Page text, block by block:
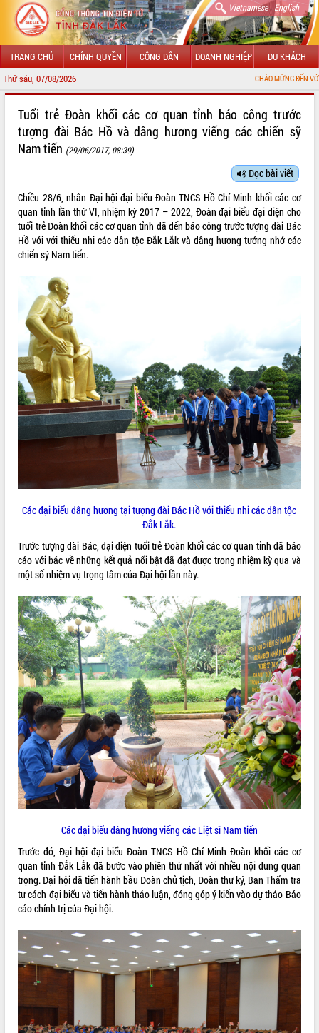
Vietnamese| English
TRANG CHỦ CHÍNH QUYỀN CÔNG DÂN DOANH NGHIỆP DU KHÁCH
Thứ sáu, 07/08/2026 CHÀO MỪNG ĐẾN VỚI CỔNG THÔNG
LÃNH ĐẠO UBND TỈNH
SỞ, BAN, NGÀNH
UBND CÁC XÃ, PHƯỜNG
THÔNG TIN CHỈ ĐẠO ĐIỀU HÀNH
HỆ THỐNG VĂN BẢN
VĂN BẢN HĐND TỈNH
ĐIỂM TIN VĂN BẢN
QUY HOẠCH - KẾ HOẠCH
VIDEO
Không có file video nào để phát.
ALBUM ẢNH
LIÊN KẾT WEB
THỐNG KÊ TRUY CẬP
Hôm nay: 813
Tất cả: 66046136
Tuổi trẻ Đoàn khối các cơ quan tỉnh báo công trước
tượng đài Bác Hồ và dâng hương viếng các chiến sỹ
Nam tiến (29/06/2017, 08:39)
Đọc bài viết
Chiều 28/6, nhân Đại hội đại biểu Đoàn TNCS Hồ Chí Minh khối các cơ
quan tỉnh lần thứ VI, nhiệm kỳ 2017 – 2022, Đoàn đại biểu đại diện cho
tuổi trẻ Đoàn khối các cơ quan tỉnh đã đến báo công trước tượng đài Bác
Hồ với với thiếu nhi các dân tộc Đắk Lắk và dâng hương tưởng nhớ các
chiến sỹ Nam tiến.
Các đại biểu dâng hương tại tượng đài Bác Hồ với thiếu nhi các dân tộc
Đắk Lắk.
Trước tượng đài Bác, đại diện tuổi trẻ Đoàn khối các cơ quan tỉnh đã báo
cáo với bác về những kết quả nổi bật đã đạt được trong nhiệm kỳ qua và
một số nhiệm vụ trọng tâm của Đại hội lần này.
Các đại biểu dâng hương viếng các Liệt sĩ Nam tiến
Trước đó, Đại hội đại biểu Đoàn TNCS Hồ Chí Minh Đoàn khối các cơ
quan tỉnh Đắk Lắk đã bước vào phiên thứ nhất với nhiều nội dung quan
trọng. Đại hội đã tiến hành bầu Đoàn chủ tịch, Đoàn thư ký, Ban Thẩm tra
tư cách đại biểu và tiến hành thảo luận, đóng góp ý kiến vào dự thảo Báo
cáo chính trị của Đại hội.